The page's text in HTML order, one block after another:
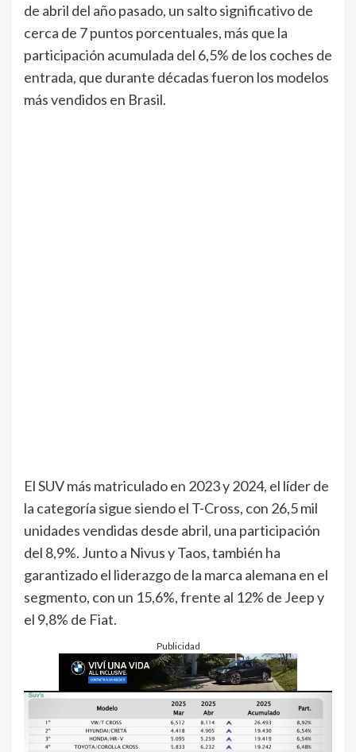
de abril del año pasado, un salto significativo de
cerca de 7 puntos porcentuales, más que la
participación acumulada del 6,5% de los coches de
entrada, que durante décadas fueron los modelos
más vendidos en Brasil.
El SUV más matriculado en 2023 y 2024, el líder de
la categoría sigue siendo el T-Cross, con 26,5 mil
unidades vendidas desde abril, una participación
del 8,9%. Junto a Nivus y Taos, también ha
garantizado el liderazgo de la marca alemana en el
segmento, con un 15,6%, frente al 12% de Jeep y
el 9,8% de Fiat.
Publicidad